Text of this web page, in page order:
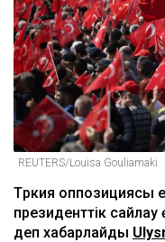
REUTERS/Louisa Gouliamaki
Түркия оппозициясы
президенттік сайлау
деп хабарлайды